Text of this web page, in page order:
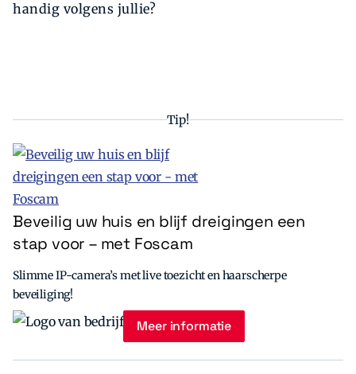
handig volgens jullie?
Tip!
Beveilig uw huis en blijf dreigingen een
stap voor – met Foscam
Slimme IP-camera’s met live toezicht en haarscherpe
beveiliging!
Meer informatie